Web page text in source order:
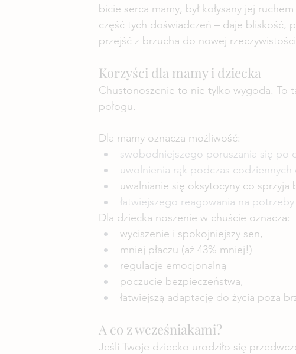
bicie serca mamy, był kołysany jej
część tych doświadczeń – daje bliskość,
przejść z brzucha do nowej
Korzyści dla mamy i dziecka
Chustonoszenie to nie tylko wygoda. To
połogu.
Dla mamy oznacza możliwość:
swobodniejszego poruszania się po
uwolnienia rąk podczas codziennych
uwalnianie się oksytocyny co sprzyja
łatwiejszego reagowania na potrzeby
Dla dziecka noszenie w chuście oznacza:
wyciszenie i spokojniejszy sen,
mniej płaczu (aż 43% mniej!)
regulacje emocjonalną
poczucie bezpieczeństwa,
łatwiejszą adaptację do życia poza
A co z wcześniakami?
Jeśli Twoje dziecko urodziło się